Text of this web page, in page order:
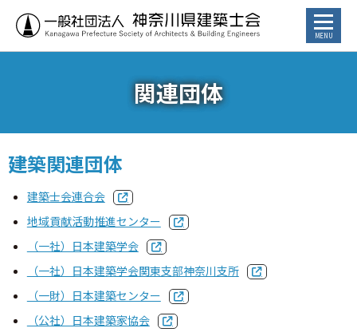
講習会・イベント
⾏政からのお知らせ
カレンダー
建築士／建築士を目指す方へ
関連団体
建築関連団体
建築士会連合会
地域貢献活動推進センター
（一社）日本建築学会
（一社）日本建築学会関東支部神奈川支所
（一財）日本建築センター
（公社）日本建築家協会